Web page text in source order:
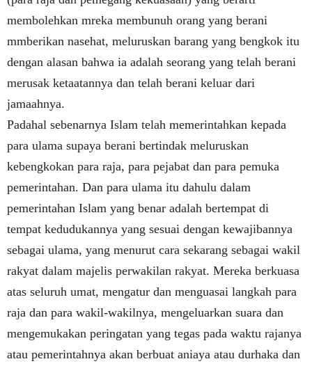
membolehkan mreka membunuh orang yang berani
mmberikan nasehat, meluruskan barang yang bengkok itu
dengan alasan bahwa ia adalah seorang yang telah berani
merusak ketaatannya dan telah berani keluar dari
jamaahnya.
Padahal sebenarnya Islam telah memerintahkan kepada
para ulama supaya berani bertindak meluruskan
kebengkokan para raja, para pejabat dan para pemuka
pemerintahan. Dan para ulama itu dahulu dalam
pemerintahan Islam yang benar adalah bertempat di
tempat kedudukannya yang sesuai dengan kewajibannya
sebagai ulama, yang menurut cara sekarang sebagai wakil
rakyat dalam majelis perwakilan rakyat. Mereka berkuasa
atas seluruh umat, mengatur dan menguasai langkah para
raja dan para wakil-wakilnya, mengeluarkan suara dan
mengemukakan peringatan yang tegas pada waktu rajanya
atau pemerintahnya akan berbuat aniaya atau durhaka dan